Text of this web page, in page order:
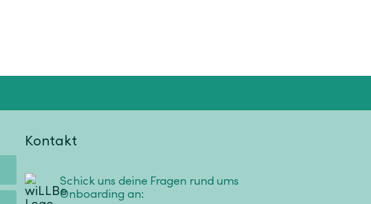
Kontakt
Schick uns deine Fragen rund ums
Onboarding an: